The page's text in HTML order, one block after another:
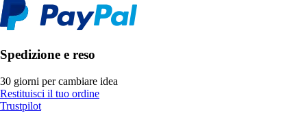
Spedizione e reso
30 giorni per cambiare idea
Restituisci il tuo ordine
Trustpilot